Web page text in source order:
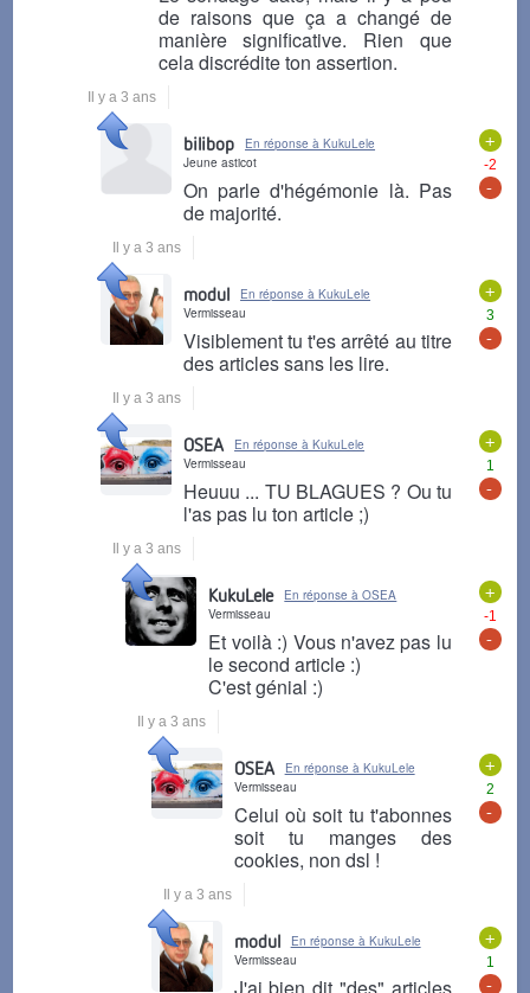
de raisons que ça a changé de
manière significative. Rien que
cela discrédite ton assertion.
Il y a 3 ans
+
-2
-
bilibop
En réponse à KukuLele
Jeune asticot
On parle d'hégémonie là. Pas
de majorité.
Il y a 3 ans
+
3
-
modul
En réponse à KukuLele
Vermisseau
Visiblement tu t'es arrêté au titre
des articles sans les lire.
Il y a 3 ans
+
1
-
OSEA
En réponse à KukuLele
Vermisseau
Heuuu ... TU BLAGUES ? Ou tu
l'as pas lu ton article ;)
Il y a 3 ans
+
-1
-
KukuLele
En réponse à OSEA
Vermisseau
Et voilà :) Vous n'avez pas lu
le second article :)
C'est génial :)
Il y a 3 ans
+
2
-
OSEA
En réponse à KukuLele
Vermisseau
Celui où soit tu t'abonnes
soit tu manges des
cookies, non dsl !
Il y a 3 ans
+
1
-
modul
En réponse à KukuLele
Vermisseau